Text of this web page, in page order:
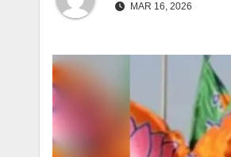
MAR 16, 2026